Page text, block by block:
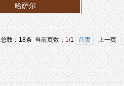
哈萨尔
总数：18条 当前页数： 1/1 首页 上一页